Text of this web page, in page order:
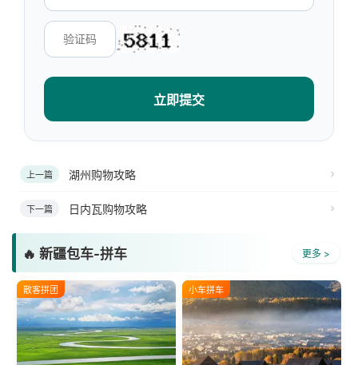
立即提交
上一篇 湖州购物攻略
下一篇 日内瓦购物攻略
🔥 新疆包车-拼车 更多 >
散客拼团 小车拼车